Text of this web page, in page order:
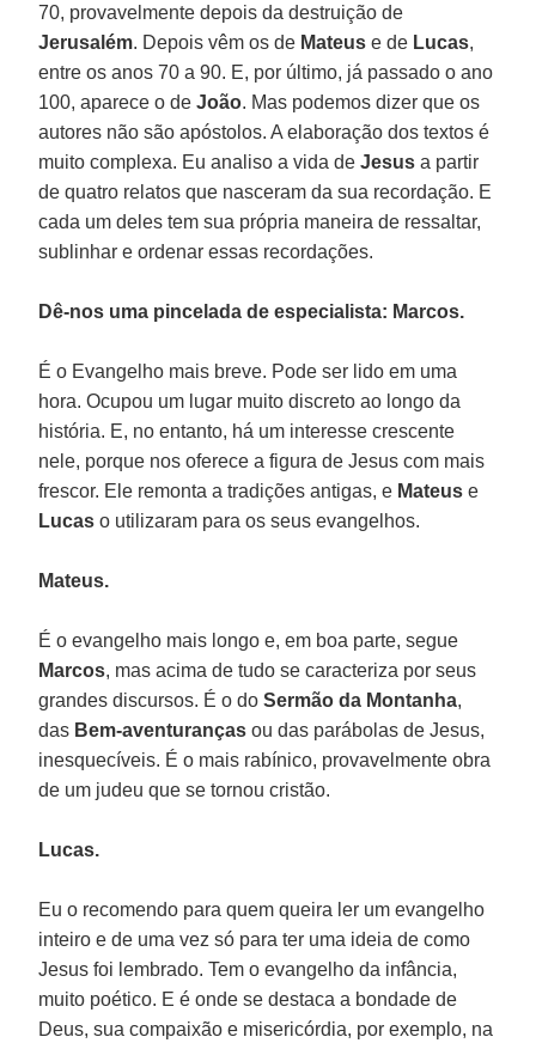
70, provavelmente depois da destruição de
Jerusalém. Depois vêm os de Mateuse de Lucas,
entre os anos 70 a 90. E, por último, já passado o ano
100, aparece o deJoão. Mas podemos dizer que os
autores não são apóstolos. A elaboração dos textos é
muito complexa. Eu analiso a vida deJesusa partir
de quatro relatos que nasceram da sua recordação. E
cada um deles tem sua própria maneira de ressaltar,
sublinhar e ordenar essas recordações.
Dê-nos uma pincelada de especialista: Marcos.
É o Evangelho mais breve. Pode ser lido em uma
hora. Ocupou um lugar muito discreto ao longo da
história. E, no entanto, há um interesse crescente
nele, porque nos oferece a figura de Jesus com mais
frescor. Ele remonta a tradições antigas, e Mateuse
Lucaso utilizaram para os seus evangelhos.
Mateus.
É o evangelho mais longo e, em boa parte, segue
Marcos, mas acima de tudo se caracteriza por seus
grandes discursos. É o doSermão da Montanha,
das Bem-aventurançasou das parábolas de Jesus,
inesquecíveis. É o mais rabínico, provavelmente obra
de um judeu que se tornou cristão.
Lucas.
Eu o recomendo para quem queira ler um evangelho
inteiro e de uma vez só para ter uma ideia de como
Jesus foi lembrado. Tem o evangelho da infância,
muito poético. E é onde se destaca a bondade de
Deus, sua compaixão e misericórdia, por exemplo, na